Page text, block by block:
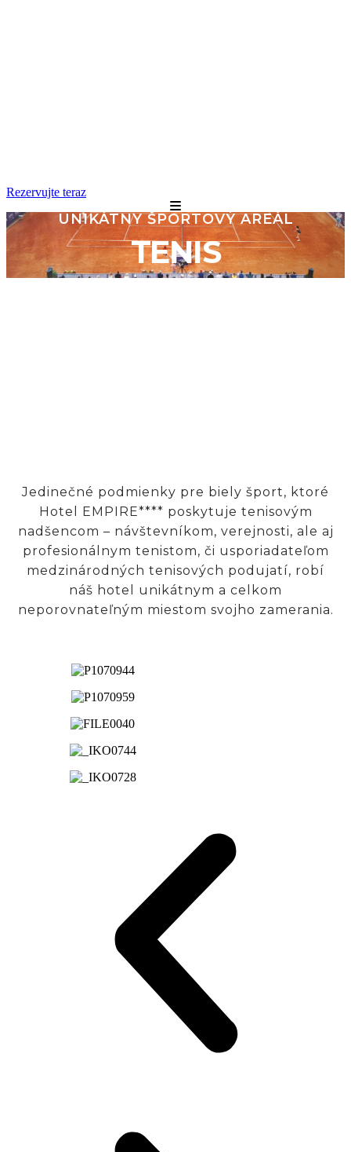
Rezervujte teraz
UNIKÁTNY ŠPORTOVÝ AREÁL
TENIS
Jedinečné podmienky pre biely šport, ktoré
Hotel EMPIRE**** poskytuje tenisovým
nadšencom – návštevníkom, verejnosti, ale aj
profesionálnym tenistom, či usporiadateľom
medzinárodných tenisových podujatí, robí
náš hotel unikátnym a celkom
neporovnateľným miestom svojho zamerania.